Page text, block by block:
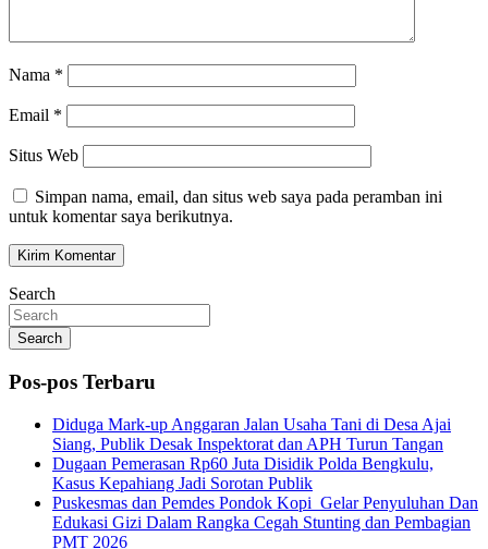
Nama *
Email *
Situs Web
Simpan nama, email, dan situs web saya pada peramban ini
untuk komentar saya berikutnya.
Search
Search
Pos-pos Terbaru
Diduga Mark-up Anggaran Jalan Usaha Tani di Desa Ajai
Siang, Publik Desak Inspektorat dan APH Turun Tangan
Dugaan Pemerasan Rp60 Juta Disidik Polda Bengkulu,
Kasus Kepahiang Jadi Sorotan Publik
Puskesmas dan Pemdes Pondok Kopi Gelar Penyuluhan Dan
Edukasi Gizi Dalam Rangka Cegah Stunting dan Pembagian
PMT 2026